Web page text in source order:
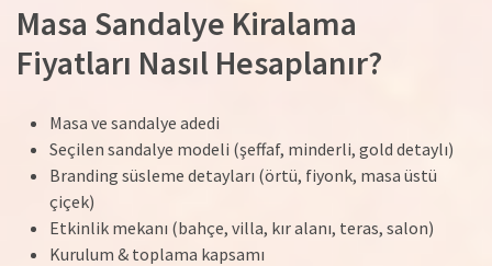
Masa Sandalye Kiralama
Fiyatları Nasıl Hesaplanır?
Masa ve sandalye adedi
Seçilen sandalye modeli (şeffaf, minderli, gold detaylı)
Branding süsleme detayları (örtü, fiyonk, masa üstü
çiçek)
Etkinlik mekanı (bahçe, villa, kır alanı, teras, salon)
Kurulum & toplama kapsamı